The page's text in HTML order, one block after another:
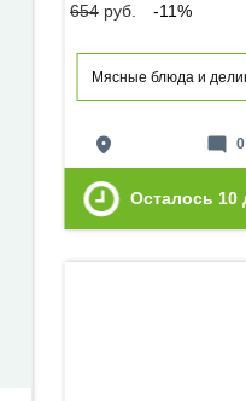
654 руб. -11%
Мясные блюда и
place mode_comment 0
Осталось 10